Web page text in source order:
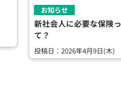
お知らせ
新社会人に必要な保険っ
て？
投稿日：2026年4月9日(木)